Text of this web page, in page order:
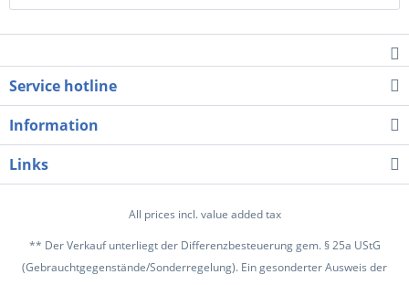
Service hotline
Information
Links
All prices incl. value added tax
** Der Verkauf unterliegt der Differenzbesteuerung gem. § 25a UStG
(Gebrauchtgegenstände/Sonderregelung). Ein gesonderter Ausweis der